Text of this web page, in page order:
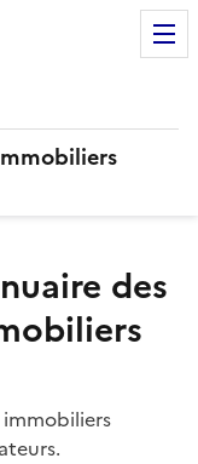
des
immobiliers